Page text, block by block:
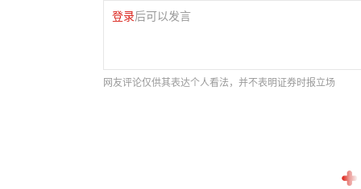
登录后可以发言
网友评论仅供其表达个人看法，并不表明证券时报立场